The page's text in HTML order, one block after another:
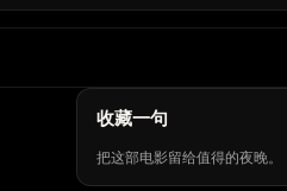
收藏一句
把这部电影留给值得的夜晚。